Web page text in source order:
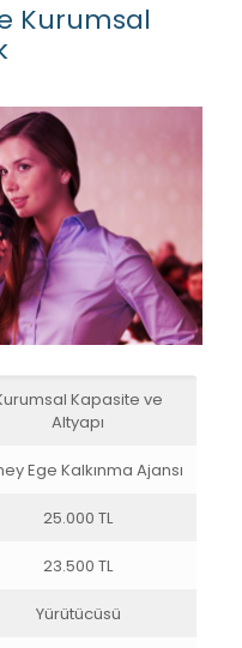
Kurumsal
Kapasite ve
Altyapı
Ege Kalkınma Ajansı
25.000 TL
23.500 TL
Yürütücüsü